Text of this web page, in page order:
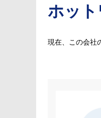
ホッ
現在、この会社